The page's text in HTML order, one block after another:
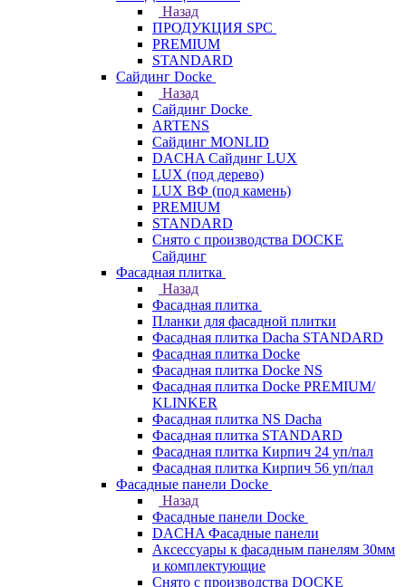
Назад
ПРОДУКЦИЯ SPC
PREMIUM
STANDARD
Сайдинг Docke
Назад
Сайдинг Docke
ARTENS
Cайдинг MONLID
DACHA Сайдинг LUX
LUX (под дерево)
LUX ВФ (под камень)
PREMIUM
STANDARD
Снято с производства DOCKE
Сайдинг
Фасадная плитка
Назад
Фасадная плитка
Планки для фасадной плитки
Фасадная плитка Dacha STANDARD
Фасадная плитка Docke
Фасадная плитка Docke NS
Фасадная плитка Docke PREMIUM/
KLINKER
Фасадная плитка NS Dacha
Фасадная плитка STANDARD
Фасадная плитка Кирпич 24 уп/пал
Фасадная плитка Кирпич 56 уп/пал
Фасадные панели Docke
Назад
Фасадные панели Docke
DACHA Фасадные панели
Аксессуары к фасадным панелям 30мм
и комплектующие
Снято с производства DOCKE